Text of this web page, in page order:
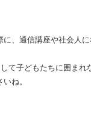
、通信講座や社会人
て子どもたちに囲まれ
ね。